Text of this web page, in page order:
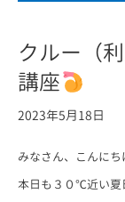
クルー（
講座
2023年5月18日
みなさん、こんにち
本日も３０℃近い夏